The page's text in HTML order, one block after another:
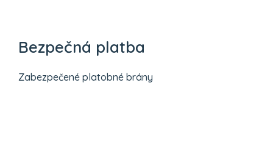
Bezpečná platba
Zabezpečené platobné brány